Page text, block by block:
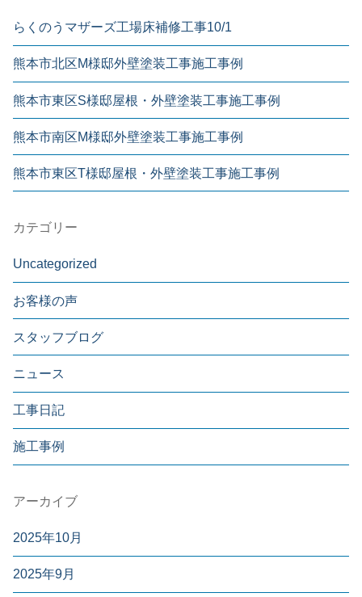
らくのうマザーズ工場床補修工事10/1
熊本市北区M様邸外壁塗装工事施工事例
熊本市東区S様邸屋根・外壁塗装工事施工事例
熊本市南区M様邸外壁塗装工事施工事例
熊本市東区T様邸屋根・外壁塗装工事施工事例
カテゴリー
Uncategorized
お客様の声
スタッフブログ
ニュース
工事日記
施工事例
アーカイブ
2025年10月
2025年9月